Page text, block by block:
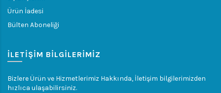
Ürün İadesi
Bülten Aboneliği
İLETIŞIM BILGILERIMIZ
Bizlere Ürün ve Hizmetlerimiz Hakkında, İletişim bilgilerimizden
hızlıca ulaşabilirsiniz.